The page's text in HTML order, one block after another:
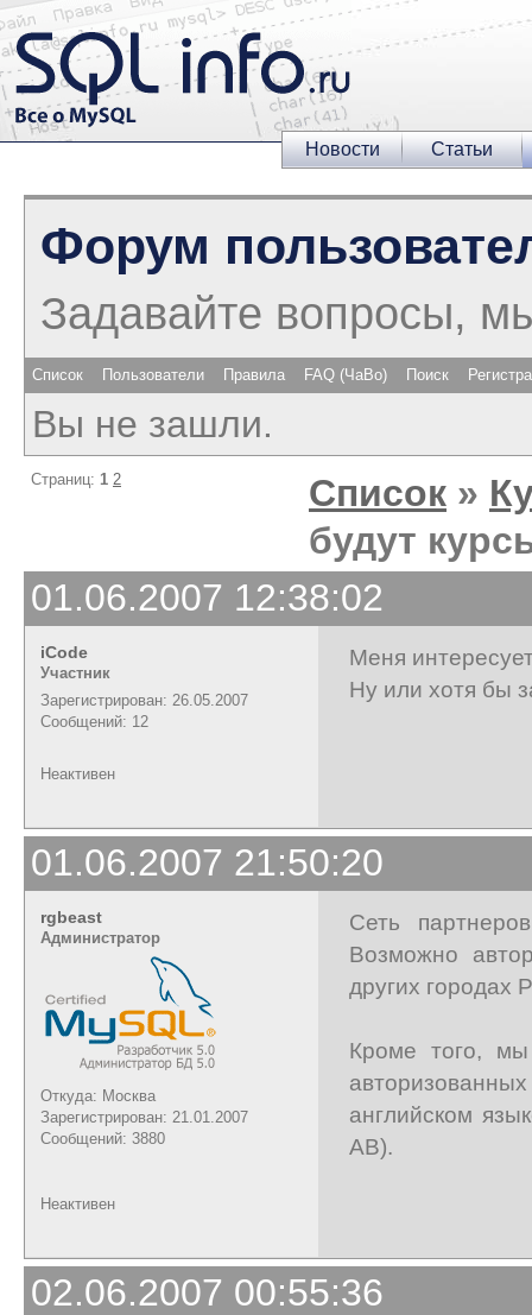
Новости Статьи
Форум
Задавайте вопросы,
Список Пользователи Правила FAQ (ЧаВо) Поиск
Вы не зашли.
Страниц: 1 2 Список »
будут
01.06.2007 12:38:02
iCode
Участник
Зарегистрирован: 26.05.2007
Сообщений: 12
Меня
Ну или хотя бы
Неактивен
01.06.2007 21:50:20
rgbeast
Администратор
Откуда: Москва
Зарегистрирован: 21.01.2007
Сообщений: 3880
Сеть
Возможно
других городах
Кроме того, мы
английском
AB).
Неактивен
02.06.2007 00:55:36